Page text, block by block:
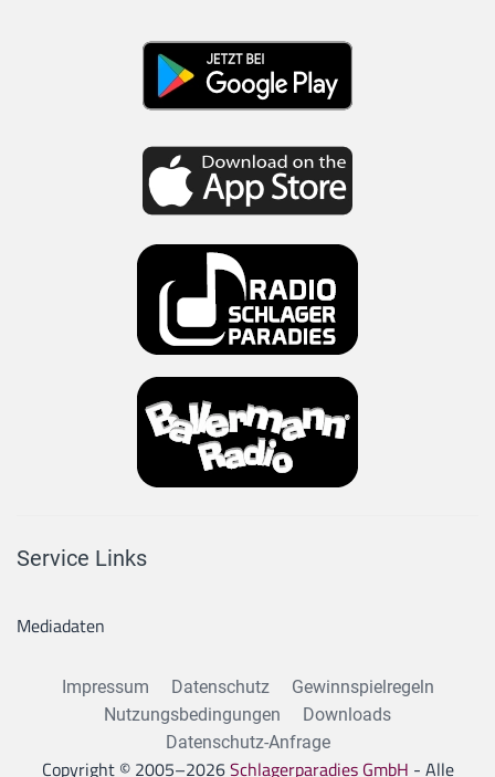
Service Links
Mediadaten
Impressum Datenschutz
Gewinnspielregeln
Nutzungsbedingungen
Downloads
Datenschutz-Anfrage
Copyright © 2005–2026Schlagerparadies GmbH - Alle